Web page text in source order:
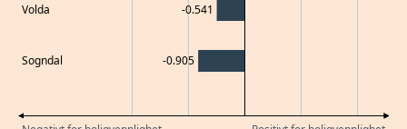
Volda
Sogndal
-0.541
-0.905